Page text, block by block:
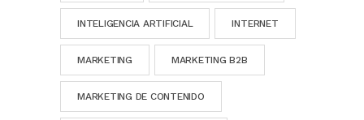
INTELIGENCIA ARTIFICIAL INTERNET
MARKETING MARKETING B2B
MARKETING DE CONTENIDO